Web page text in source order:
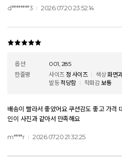
d********3 2026.07.20 23:52:14
옵션
001, 285
한줄평
사이즈 정 사이즈 색상 화면
발등 적당함 착화감 보통
배송이 빨라서 좋았어요 쿠션감도 좋고 가격
인이 사진과 같아서 만족해요
m****r 2026.07.20 21:32:25